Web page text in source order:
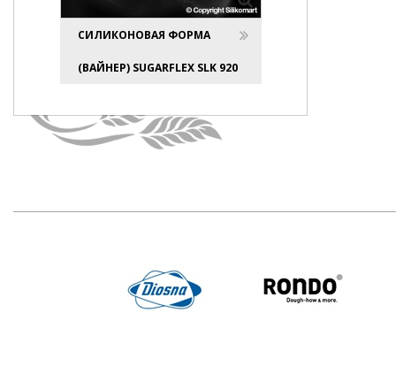
СИЛИКОНОВАЯ ФОРМА
(ВАЙНЕР) SUGARFLEX SLK 920